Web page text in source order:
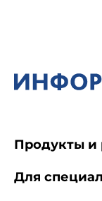
Продукты и
Для